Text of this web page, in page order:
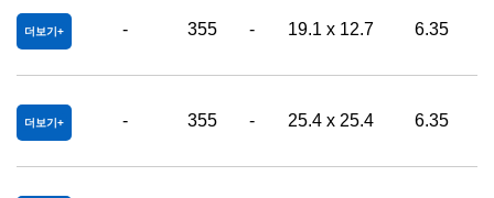
더보기 - 355 - 19.1 x 12.7 6.35
더보기 - 355 - 25.4 x 25.4 6.35